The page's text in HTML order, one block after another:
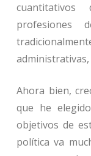
profesiones
Ahora bien,
que he
objetivos de
política va